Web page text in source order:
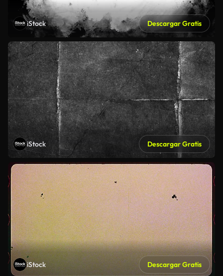
iStock Descargar Gratis
iStock Descargar Gratis
iStock Descargar Gratis